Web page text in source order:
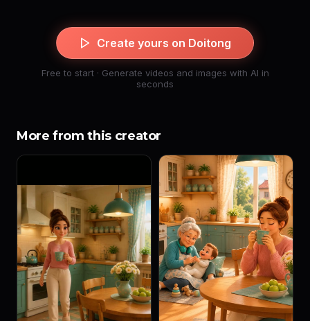
Create yours on Doitong
Free to start · Generate videos and images with AI in
seconds
More from this creator